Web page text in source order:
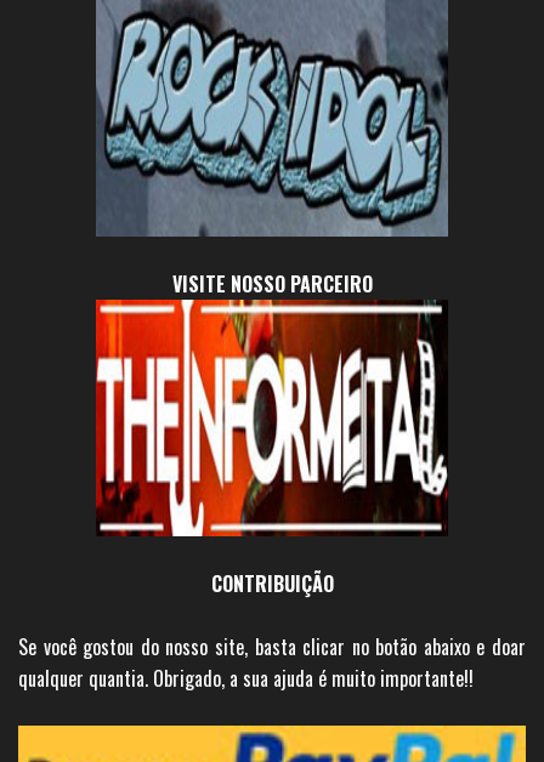
VISITE NOSSO PARCEIRO
CONTRIBUIÇÃO
Se você gostou do nosso site, basta clicar no botão abaixo e doar
qualquer quantia. Obrigado, a sua ajuda é muito importante!!